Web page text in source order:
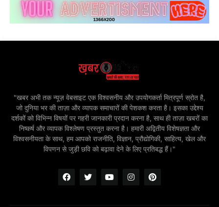
"खबर अभी तक न्यूज़ वेबसाइट एक विश्वसनीय और उपयोगकर्ता मित्रपूर्ण स्रोत है,
जो दुनिया भर की ताज़ा और व्यापक समाचारों की पेशकश करता है। इसका उद्देश्य
दर्शकों को विभिन्न विषयों पर गहरी जानकारी प्रदान करना है, साथ ही ताज़ा खबरों का
निष्कर्ष और व्यापक विश्लेषण प्रस्तुत करना है। हमारी अद्वितीय विशेषज्ञता और
विश्वसनीयता के साथ, हम आपको राजनीति, विज्ञान, प्रौद्योगिकी, साहित्य, खेल और
विपणन से जुड़ी छवि को बढ़ावा देने के लिए प्रतिबद्ध हैं।"